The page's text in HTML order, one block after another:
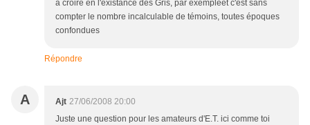
a croire en l'existance des Gris, par exempleet c'est sans
compter le nombre incalculable de témoins, toutes époques
confondues
Répondre
A Ajt 27/06/2008 20:00
Juste une question pour les amateurs d'E.T. ici comme toi